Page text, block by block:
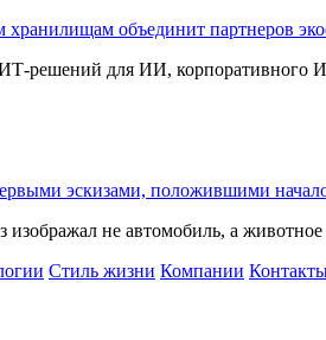
объединит партнеров
решений для ИИ, корпоративного
эскизами, положившими
изображал не автомобиль, а
Стиль жизни Компании